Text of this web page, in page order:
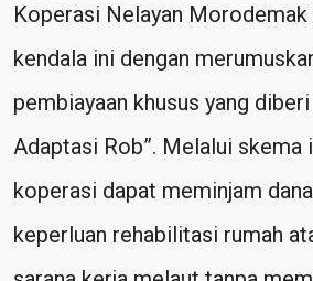
Koperasi Nelayan Morodemak
kendala ini dengan
pembiayaan khusus yang
Adaptasi Rob”. Melalui skema
koperasi dapat meminjam
keperluan rehabilitasi rumah